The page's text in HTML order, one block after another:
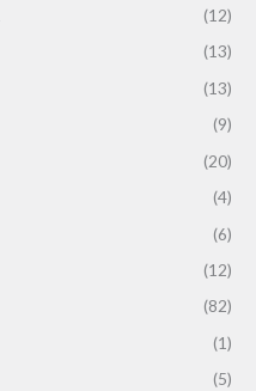
(12)
(13)
(13)
(9)
(20)
(4)
(6)
(12)
(82)
(1)
(5)